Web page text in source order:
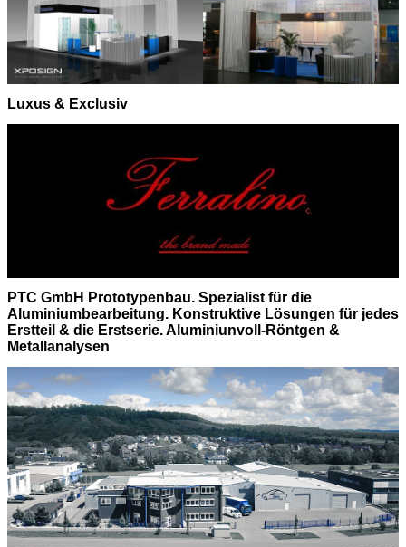
Luxus & Exclusiv
PTC GmbH Prototypenbau. Spezialist für die
Aluminiumbearbeitung. Konstruktive Lösungen für jedes
Erstteil & die Erstserie. Aluminiunvoll-Röntgen &
Metallanalysen